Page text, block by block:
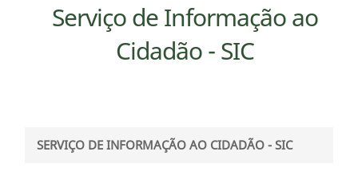
Serviço de Informação ao
Cidadão - SIC
SERVIÇO DE INFORMAÇÃO AO CIDADÃO - SIC